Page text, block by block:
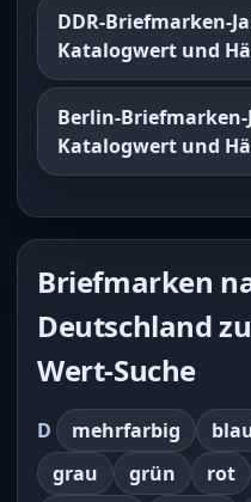
DDR-Briefmarken-
Katalogwert und
Berlin-
Katalogwert und
Briefmarken
Deutschland
Wert-Suche
D mehrfarbig
grau
grün rot